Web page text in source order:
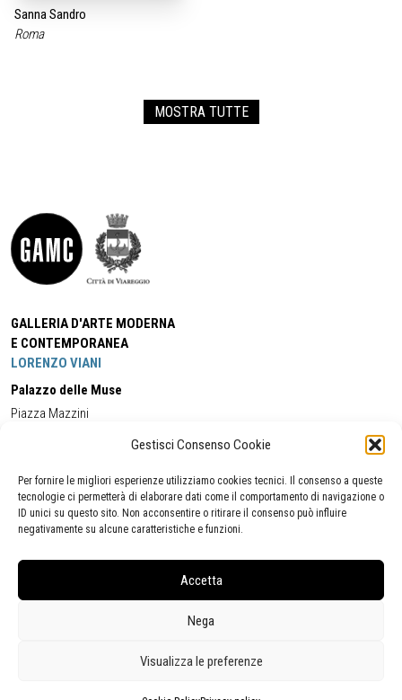
Gestisci Consenso Cookie
Per fornire le migliori esperienze utilizziamo cookies tecnici. Il consenso a queste
tecnologie ci permetterà di elaborare dati come il comportamento di navigazione o
ID unici su questo sito. Non acconsentire o ritirare il consenso può influire
negativamente su alcune caratteristiche e funzioni.
Accetta
Nega
Visualizza le preferenze
Sanna Sandro
Roma
MOSTRA TUTTE
GALLERIA D'ARTE MODERNA
E CONTEMPORANEA
LORENZO VIANI
Palazzo delle Muse
Piazza Mazzini
Cell:+39 338 5714978 (orario apertura Galleria)
Tel:
+39 0584 944580
(orario 09.00/13.00)
Email:gamc@comune.viareggio.lu.it
Segnalazione di inaccessibilità